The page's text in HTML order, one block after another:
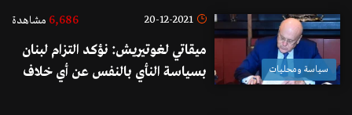
سياسة ومحليات
20-12-2021
6,686 مشاهدة
ميقاتي لغوتيريش: نؤكد التزام لبنان
بسياسة النأي بالنفس عن أي خلاف